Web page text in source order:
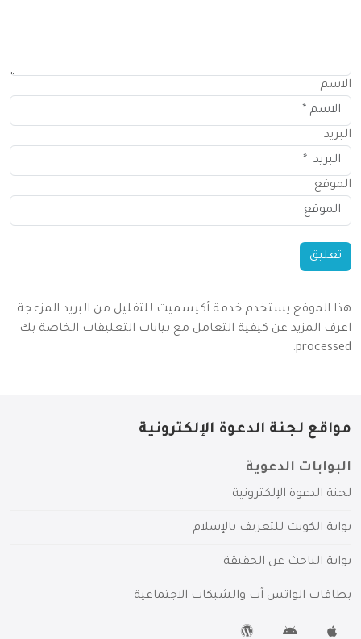
الاسم
البريد
الموقع
هذا الموقع يستخدم خدمة أكيسميت للتقليل من البريد المزعجة.
اعرف المزيد عن كيفية التعامل مع بيانات التعليقات الخاصة بك
processed
.
مواقع لجنة الدعوة الإلكترونية
البوابات الدعوية
لجنة الدعوة الإلكترونية
بوابة الكويت للتعريف بالإسلام
بوابة الباحث عن الحقيقة
بطاقات الواتس آب والشبكات الاجتماعية